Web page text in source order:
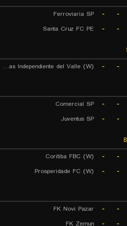
-
-
Ferroviaria SP
-
-
Santa Cruz FC PE
-
-
Dragonas Independiente del Valle (W)
-
-
Comercial SP
-
-
Juventus SP
-
-
Coritiba FBC (W)
-
-
Prosperidade FC (W)
-
-
FK Novi Pazar
-
-
FK Zemun